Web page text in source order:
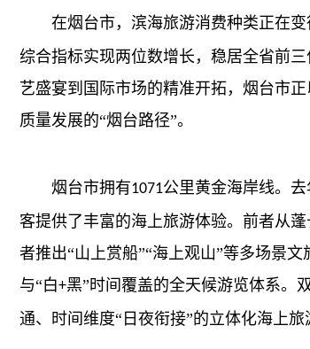
在烟台市，滨海旅游消费种类正在变
综合指标实现两位数增长，稳居全省前
艺盛宴到国际市场的精准开拓，烟台市
质量发展的“烟台路径”。
烟台市拥有1071公里黄金海岸线。
客提供了丰富的海上旅游体验。前者从
者推出“山上赏船”“海上观山”等多场景
与“白+黑”时间覆盖的全天候游览体系。
通、时间维度“日夜衔接”的立体化海上旅